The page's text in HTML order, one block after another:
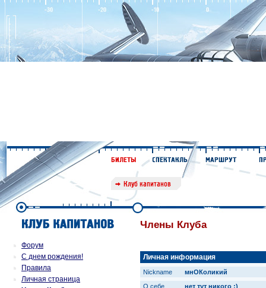
Форум
С днем рождения!
Правила
Личная страница
Члены Клуба
Личная информация
Nickname
мнОКоликий
О себе
нет тут никого :)